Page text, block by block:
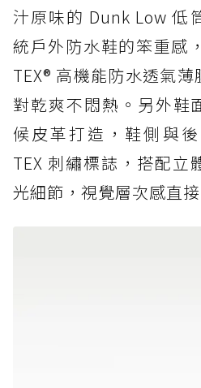
汁原味的 Dunk Low 低
統戶外防水鞋的笨重感
TEX® 高機能防水透氣
對乾爽不悶熱。另外鞋
候皮革打造，鞋側與
TEX 刺繡標誌，搭配立
光細節，視覺層次感直接